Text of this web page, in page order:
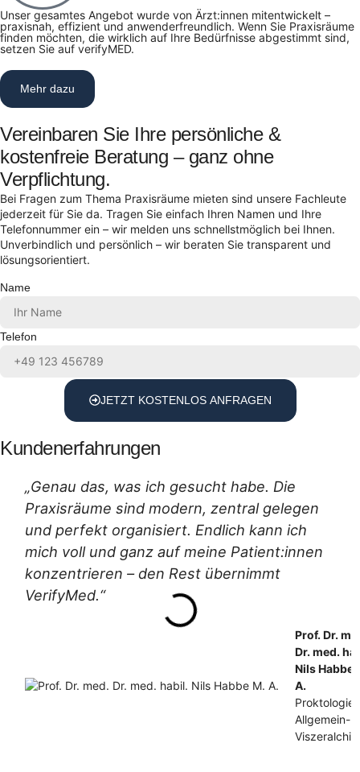
Unser gesamtes Angebot wurde von Ärzt:innen mitentwickelt –
praxisnah, effizient und anwenderfreundlich. Wenn Sie Praxisräume
finden möchten, die wirklich auf Ihre Bedürfnisse abgestimmt sind,
setzen Sie auf verifyMED.
Mehr dazu
Vereinbaren Sie Ihre persönliche &
kostenfreie Beratung – ganz ohne
Verpflichtung.
Bei Fragen zum Thema Praxisräume mieten sind unsere Fachleute
jederzeit für Sie da. Tragen Sie einfach Ihren Namen und Ihre
Telefonnummer ein – wir melden uns schnellstmöglich bei Ihnen.
Unverbindlich und persönlich – wir beraten Sie transparent und
lösungsorientiert.
Name
Telefon
JETZT KOSTENLOS ANFRAGEN
Kundenerfahrungen
„Genau das, was ich gesucht habe. Die
Praxisräume sind modern, zentral gelegen
und perfekt organisiert. Endlich kann ich
mich voll und ganz auf meine Patient:innen
konzentrieren – den Rest übernimmt
VerifyMed.“
Prof. Dr.
Dr. med.
Nils Habbe
A.
Proktologie,
Allgemein-